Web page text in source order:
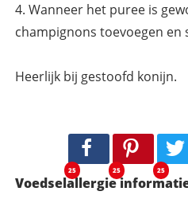
Wanneer het puree is
champignons toevoegen en
Heerlijk bij gestoofd konijn.
25 25 25
Voedselallergie